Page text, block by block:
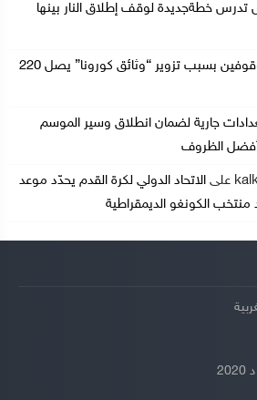
تدرس خطةجديدة لوقف إطلاق النار بينها
عدد الموقوفين بسبب تزوير “وثائق كورونا” يصل 220
جارية لضمان انطلاق وسير الموسم
على الاتحاد الدولي لكرة القدم يحدّد موعد
الكونغو الديمقراطية